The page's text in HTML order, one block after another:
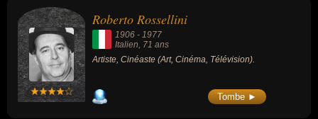
Roberto Rossellini
1906 - 1977
Italien, 71 ans
Artiste, Cinéaste (Art, Cinéma, Télévision).
Tombe ►